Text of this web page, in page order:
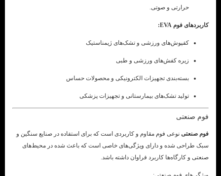
حرارتی و صوتی.
کاربردهای فوم EVA:
کفپوش‌های ورزشی و تشک‌های ژیمناستیک
زیره کفش‌های ورزشی و طبی
بسته‌بندی تجهیزات الکترونیکی و محصولات حساس
تولید تشک‌های بیمارستانی و تجهیزات پزشکی
فوم صنعتی
فوم صنعتی نوعی فوم مقاوم و کاربردی است که برای استفاده در صنایع سنگین و
سبک طراحی شده و دارای ویژگی‌های خاصی است که باعث شده در محیط‌های
صنعتی و کارگاه‌ها کاربرد فراوان داشته باشد.